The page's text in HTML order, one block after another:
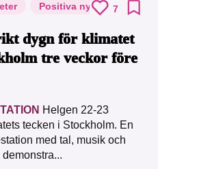
Positiva nyheter7
dygn för klimatet
tre veckor före
Helgen 22-23
tecken i Stockholm. En
med tal, musik och